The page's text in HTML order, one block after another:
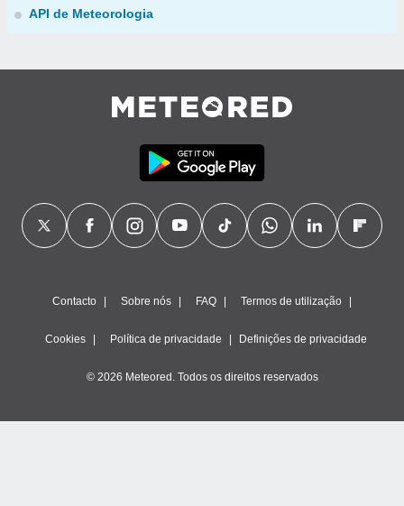
API de Meteorologia
Contacto Sobre nós FAQ Termos de utilização
Cookies Política de privacidade Definições de privacidade
© 2026 Meteored. Todos os direitos reservados